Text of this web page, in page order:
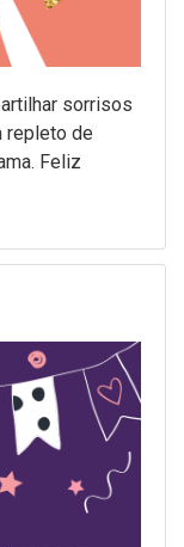
sorrisos
repleto de
Feliz